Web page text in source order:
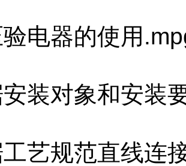
器的使用
对象和安装
规范直线连